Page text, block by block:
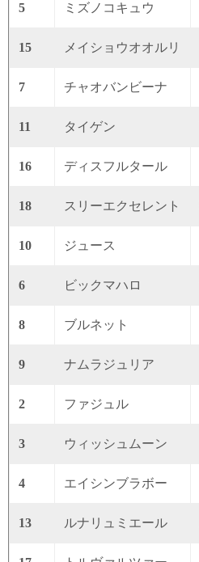
5 ミズノコキュウ
15 メイショウオオルリ
7 チャオバンビーナ
11 タイゲン
16 ディスフルタール
18 スリーエクセレント
10 ジュース
6 ビックマハロ
8 ブルネット
9 ナムラジュリア
2 ファジュル
3 ウィッシュムーン
4 エイシンブラボー
13 ルナリュミエール